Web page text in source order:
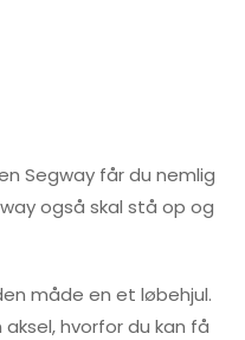
Segway får du nemlig
også skal stå op og
måde en et løbehjul.
hvorfor du kan få